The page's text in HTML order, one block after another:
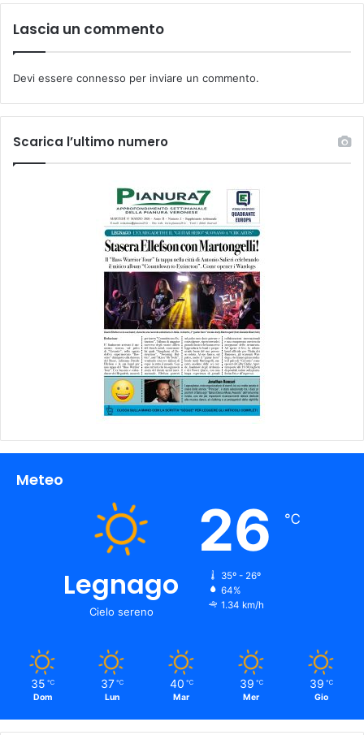
Lascia un commento
Devi essere connesso per inviare un commento.
Scarica l’ultimo numero
Meteo
Legnago
Cielo sereno
26 ℃
35º - 26º
64%
1.34 km/h
35 ℃
Dom
37 ℃
Lun
40 ℃
Mar
39 ℃
Mer
39 ℃
Gio